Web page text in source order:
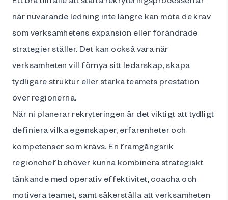
när nuvarande ledning inte längre kan möta de krav
som verksamhetens expansion eller förändrade
strategier ställer. Det kan också vara när
verksamheten vill förnya sitt ledarskap, skapa
tydligare struktur eller stärka teamets prestation
över regionerna.
När ni planerar rekryteringen är det viktigt att tydligt
definiera vilka egenskaper, erfarenheter och
kompetenser som krävs. En framgångsrik
regionchef behöver kunna kombinera strategiskt
tänkande med operativ effektivitet, coacha och
motivera teamet, samt säkerställa att verksamheten